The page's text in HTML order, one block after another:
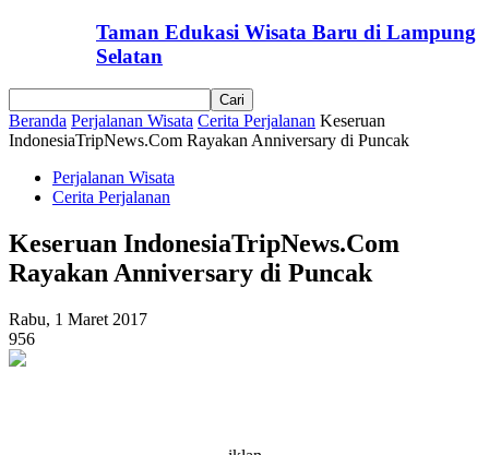
Taman Edukasi Wisata Baru di Lampung
Selatan
Beranda Perjalanan Wisata Cerita Perjalanan Keseruan
IndonesiaTripNews.Com Rayakan Anniversary di Puncak
Perjalanan Wisata
Cerita Perjalanan
Keseruan IndonesiaTripNews.Com
Rayakan Anniversary di Puncak
Rabu, 1 Maret 2017
956